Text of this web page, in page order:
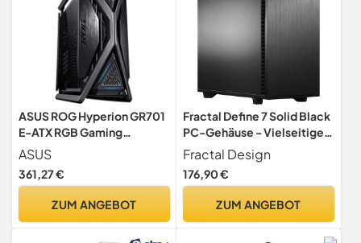
ASUS ROG Hyperion GR701
E-ATX RGB Gaming
Gehäuse
ASUS
361,27 €
ZUM ANGEBOT
Fractal Define 7 Solid Black
PC-Gehäuse - Vielseitiger
Midi-Tower für ATX, Micro-
ATX, ITX Mainboards,
Großzügiger Innenraum,
Design
Fractal Design
176,90 €
ZUM ANGEBOT